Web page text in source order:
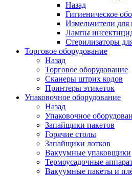
Назад
Гигиеническое
Измельчители
Лампы
Стерилизаторы
Торговое оборудование
Назад
Торговое оборудование
Сканеры штрих кодов
Принтеры этикеток
Упаковочное оборудование
Назад
Упаковочное
Запайщики пакетов
Горячие столы
Запайщики лотков
Вакуумные упаковщики
Термоусадочные
Вакуумные пакеты и